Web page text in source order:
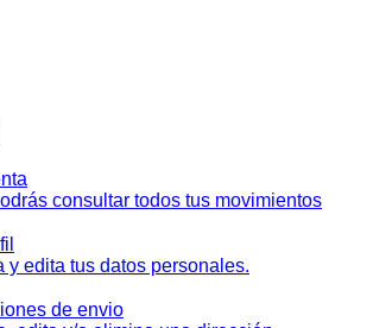
consultar todos tus movimientos
y edita tus datos personales.
de envio